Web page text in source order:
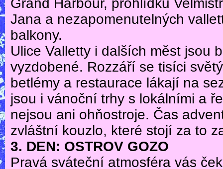
Grand Harbour, prohlídku
Jana a nezapomenutelných
balkony.
Ulice Valletty i dalších měst jsou
vyzdobené. Rozzáří se tisíci
betlémy a restaurace lákají na
jsou i vánoční trhy s lokálními a
nejsou ani ohňostroje. Čas
zvláštní kouzlo, které stojí za to
3. DEN: OSTROV GOZO
Pravá sváteční atmosféra vás